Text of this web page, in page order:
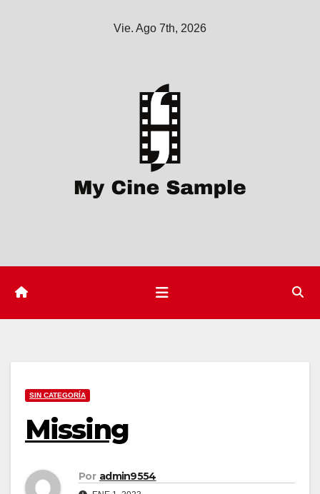
Vie. Ago 7th, 2026
SIN CATEGORÍA
Missing
Por admin9554